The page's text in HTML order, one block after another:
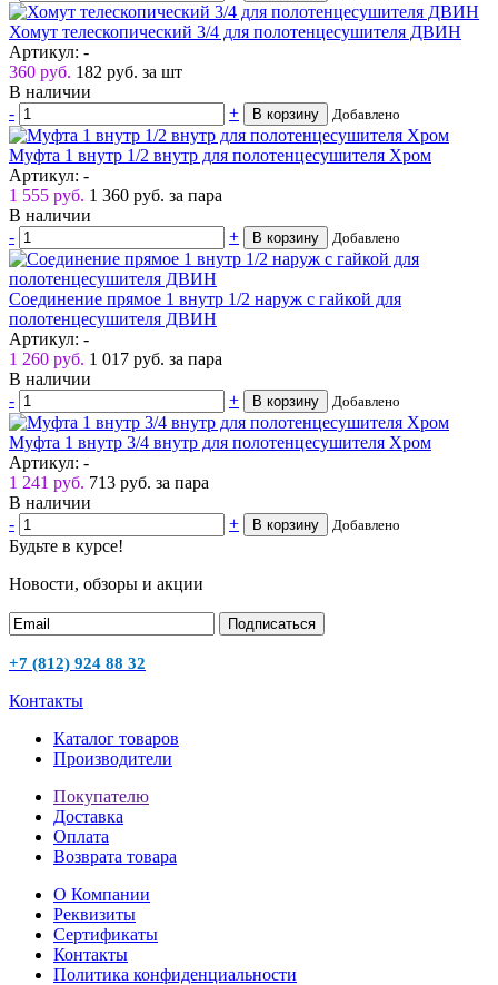
Хомут телескопический 3/4 для полотенцесушителя ДВИН
Артикул: -
360 руб. 182 руб. за шт
В наличии
-
+ В корзину Добавлено
Муфта 1 внутр 1/2 внутр для полотенцесушителя Хром
Артикул: -
1 555 руб. 1 360 руб. за пара
В наличии
-
+ В корзину Добавлено
Соединение прямое 1 внутр 1/2 наруж с гайкой для
полотенцесушителя ДВИН
Артикул: -
1 260 руб. 1 017 руб. за пара
В наличии
-
+ В корзину Добавлено
Муфта 1 внутр 3/4 внутр для полотенцесушителя Хром
Артикул: -
1 241 руб. 713 руб. за пара
В наличии
-
+ В корзину Добавлено
Будьте в курсе!
Новости, обзоры и акции
Подписаться
+7 (812) 924 88 32
Контакты
Каталог товаров
Производители
Покупателю
Доставка
Оплата
Возврата товара
О Компании
Реквизиты
Сертификаты
Контакты
Политика конфиденциальности